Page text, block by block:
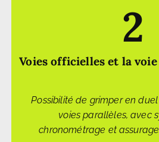
Voies officielles et la
2
Possibilité de grimper en
voies parallèles, avec
chronométrage et